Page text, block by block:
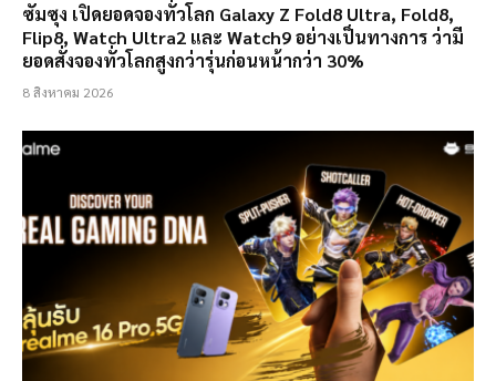
ซัมซุง เปิดยอดจองทั่วโลก Galaxy Z Fold8 Ultra, Fold8,
Flip8, Watch Ultra2 และ Watch9 อย่างเป็นทางการ ว่ามี
ยอดสั่งจองทั่วโลกสูงกว่ารุ่นก่อนหน้ากว่า 30%
8 สิงหาคม 2026